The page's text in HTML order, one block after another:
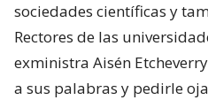
sociedades científicas y
Rectores de las
exministra Aisén
a sus palabras y pedirle